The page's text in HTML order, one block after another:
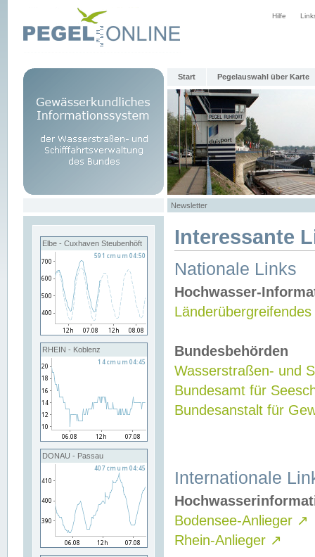
Hilfe
Start Pegelauswahl über Karte
Newsletter
Elbe - Cuxhaven Steubenhöft
RHEIN - Koblenz
DONAU - Passau
Interessante
Nationale Links
Hochwasser-
Bundesbehörden
Wasserstraßen- und
Bundesamt für
Bundesanstalt für
Internationale
Bodensee-Anlieger ↗
Rhein-Anlieger ↗